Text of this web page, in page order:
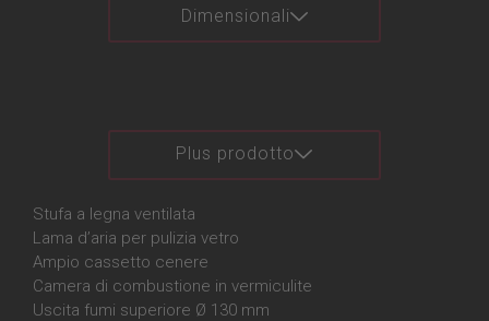
Dimensionali
Plus prodotto
Stufa a legna ventilata
Lama d’aria per pulizia vetro
Ampio cassetto cenere
Camera di combustione in vermiculite
Uscita fumi superiore Ø 130 mm